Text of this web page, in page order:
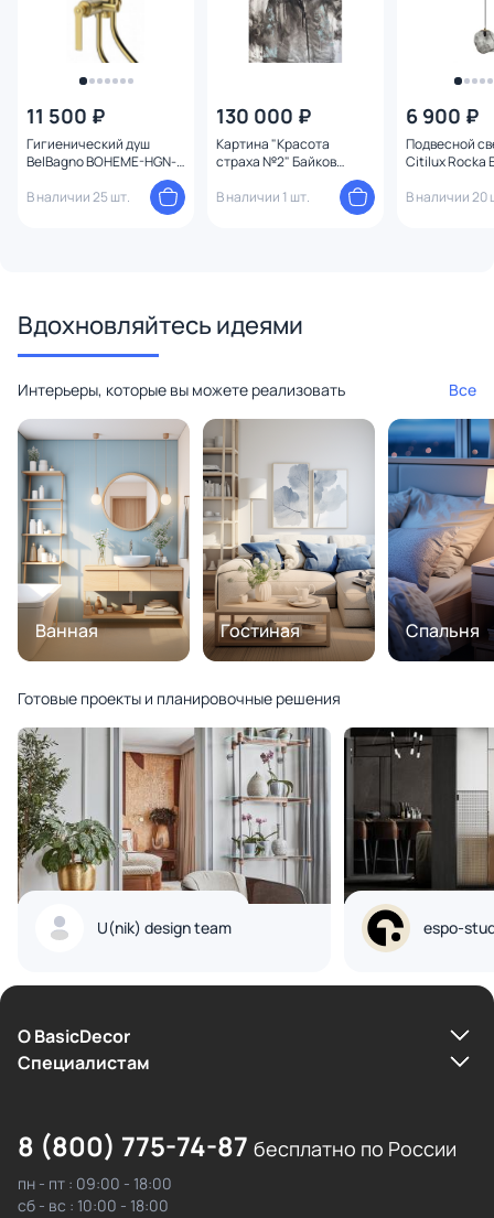
11 500 ₽
Гигиенический душ
BelBagno BOHEME-HGN-
В наличии 25 шт.
130 000 ₽
Картина "Красота
страха №2" Байков
В наличии 1 шт.
6 900 ₽
Подвесной
Citilux Rocka
В наличии 20
Вдохновляйтесь идеями
Интерьеры, которые вы можете реализовать Все
Ванная Гостиная Спальня
Готовые проекты и планировочные решения
U(nik) design team espo-
О BasicDecor
Cпециалистам
8 (800) 775-74-87 бесплатно по России
пн - пт : 09:00 - 18:00
сб - вс : 10:00 - 18:00